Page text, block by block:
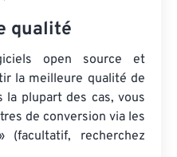
qualité
open source et
la meilleure qualité de
la plupart des cas, vous
de conversion via les
(facultatif, recherchez